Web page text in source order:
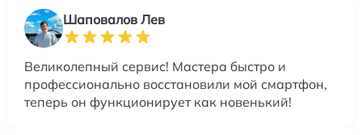
Шаповалов Лев
Великолепный сервис! Мастера быстро и
профессионально восстановили мой смартфон,
теперь он функционирует как новенький!